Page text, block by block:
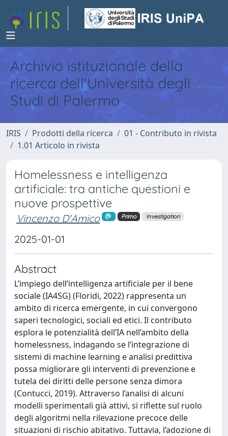
Archivio istituzionale della
ricerca dell'Università degli
Studi di Palermo
IRIS Prodotti della ricerca
01 - Contributo in rivista
1.01 Articolo in rivista
Homelessness e intelligenza
artificiale: tra antiche questioni e
nuove prospettive
Vincenzo D'Amico Primo Investigation
2025-01-01
Abstract
L’impiego dell’intelligenza artificiale per il bene
sociale (IA4SG) (Floridi, 2022) rappresenta un
ambito di ricerca emergente, in cui convergono
saperi tecnologici, sociali ed etici. Il contributo
esplora le potenzialità dell’IA nell’ambito della
homelessness, indagando se l’integrazione di
sistemi di machine learning e analisi predittiva
possa migliorare gli interventi di prevenzione e
tutela dei diritti delle persone senza dimora
(Contucci, 2019). Attraverso l’analisi di alcuni
modelli sperimentali già attivi, si riflette sul ruolo
degli algoritmi nella rilevazione precoce delle
situazioni di rischio abitativo. Tuttavia, l’adozione di